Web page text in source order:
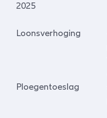
2025
Loonsverhoging
Ploegentoeslag